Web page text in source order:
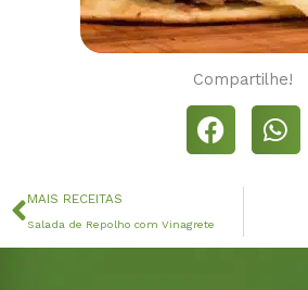
Compartilhe!
Anterior
MAIS RECEITAS
Salada de Repolho com Vinagrete